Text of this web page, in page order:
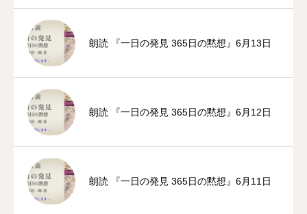
朗読 『一日の発見 365日の黙想』6月13日
朗読 『一日の発見 365日の黙想』6月12日
朗読 『一日の発見 365日の黙想』6月11日